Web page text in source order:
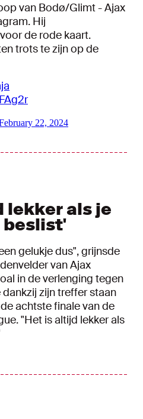
van Bodø/Glimt - Ajax
Hij
de rode kaart.
trots te zijn op de
22, 2024
lekker als je
gelukje dus", grijnsde
van Ajax
in de verlenging tegen
zijn treffer staan
achtste finale van de
"Het is altijd lekker als